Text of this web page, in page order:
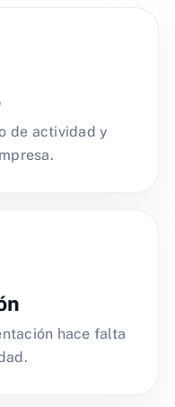
de actividad y
hace falta